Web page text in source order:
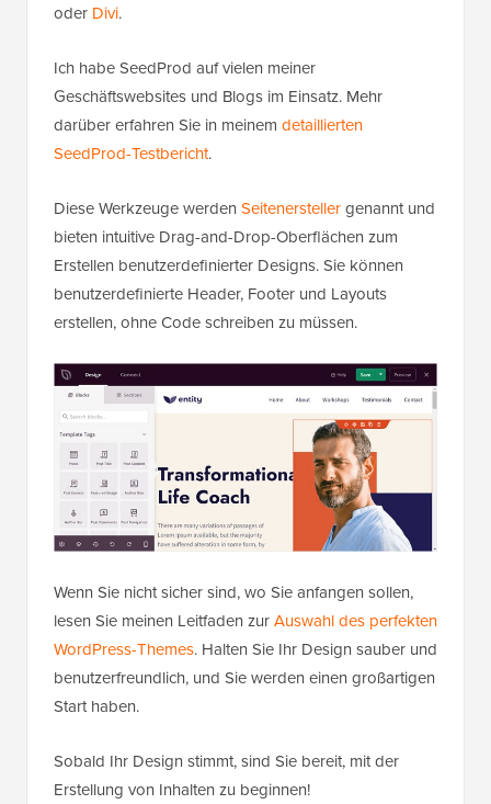
oder Divi.
Ich habe SeedProd auf vielen meiner
Geschäftswebsites und Blogs im Einsatz. Mehr
darüber erfahren Sie in meinem detaillierten
SeedProd-Testbericht.
Diese Werkzeuge werden Seitenerstellergenannt und
bieten intuitive Drag-and-Drop-Oberflächen zum
Erstellen benutzerdefinierter Designs. Sie können
benutzerdefinierte Header, Footer und Layouts
erstellen, ohne Code schreiben zu müssen.
Wenn Sie nicht sicher sind, wo Sie anfangen sollen,
lesen Sie meinen Leitfaden zurAuswahl des perfekten
WordPress-Themes. Halten Sie Ihr Design sauber und
benutzerfreundlich, und Sie werden einen großartigen
Start haben.
Sobald Ihr Design stimmt, sind Sie bereit, mit der
Erstellung von Inhalten zu beginnen!